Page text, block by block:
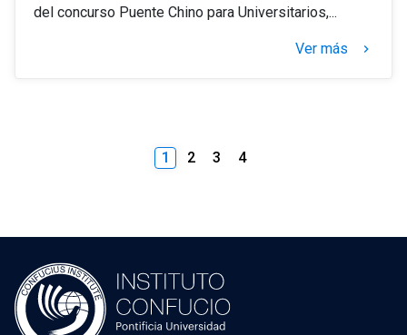
del concurso Puente Chino para Universitarios,...
Ver más keyboard_arrow_right
1 2 3 4